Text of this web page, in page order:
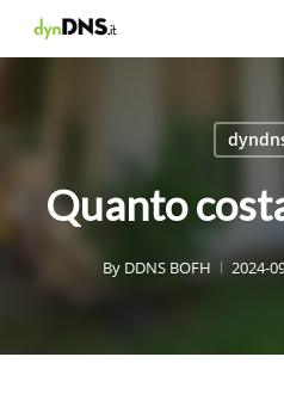
Quanto
By DDNS BOFH 2024-